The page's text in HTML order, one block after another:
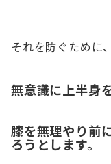
それを防ぐために、
無意識に上半身
膝を無理やり前
ろうとします。